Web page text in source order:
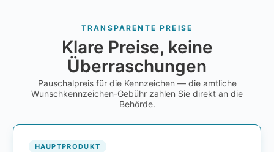
TRANSPARENTE PREISE
Klare Preise, keine
Überraschungen
Pauschalpreis für die Kennzeichen — die amtliche
Wunschkennzeichen-Gebühr zahlen Sie direkt an die
Behörde.
HAUPTPRODUKT